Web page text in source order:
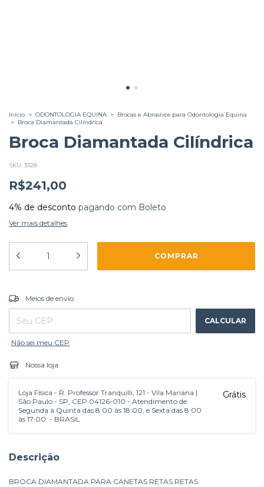
Início > ODONTOLOGIA EQUINA > Brocas e Abrasivos para Odontologia Equina
> Broca Diamantada Cilíndrica
Broca Diamantada Cilíndrica
SKU: 3328
R$241,00
4% de desconto pagando com Boleto
Ver mais detalhes
Entregas para o CEP:
Meios de envio
CALCULAR
Não sei meu CEP
Nossa loja
Loja Física - R. Professor Tranquilli, 121 - Vila Mariana |
São Paulo - SP, CEP 04126-010 - Atendimento de
Segunda à Quinta das 8:00 às 18:00, e Sexta das 8:00
às 17:00. - BRASIL
Grátis
Descrição
BROCA DIAMANTADA PARA CANETAS RETAS RETAS